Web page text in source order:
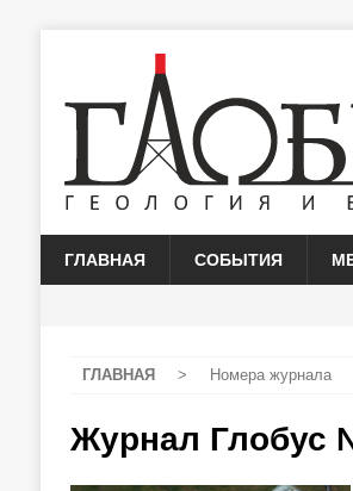
ГЛАВНАЯ СОБЫТИЯ
ГЛАВНАЯ > Номера журнала
Журнал Глобус